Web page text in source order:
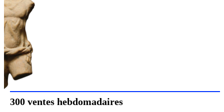
300 ventes hebdomadaires